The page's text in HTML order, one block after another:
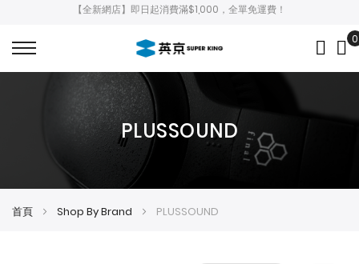
【全新網店】即日起消費滿$1,000，全單免運費！
0
PLUSSOUND
首頁 Shop By Brand PLUSSOUND